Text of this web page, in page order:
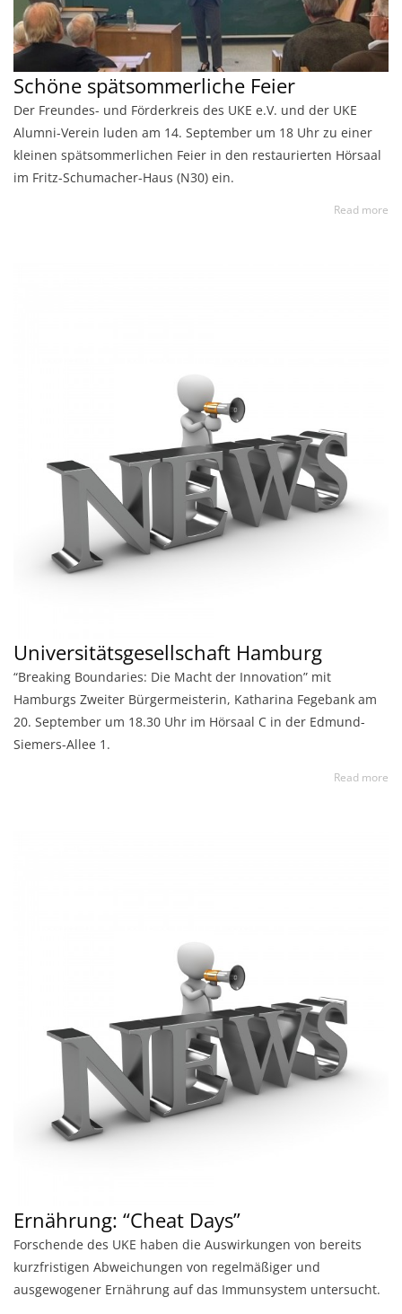
Schöne spätsommerliche Feier
Der Freundes- und Förderkreis des UKE e.V. und der UKE
Alumni-Verein luden am 14. September um 18 Uhr zu einer
kleinen spätsommerlichen Feier in den restaurierten Hörsaal
im Fritz-Schumacher-Haus (N30) ein.
Read more
Universitätsgesellschaft Hamburg
“Breaking Boundaries: Die Macht der Innovation” mit
Hamburgs Zweiter Bürgermeisterin, Katharina Fegebank am
20. September um 18.30 Uhr im Hörsaal C in der Edmund-
Siemers-Allee 1.
Read more
Ernährung: “Cheat Days”
Forschende des UKE haben die Auswirkungen von bereits
kurzfristigen Abweichungen von regelmäßiger und
ausgewogener Ernährung auf das Immunsystem untersucht.